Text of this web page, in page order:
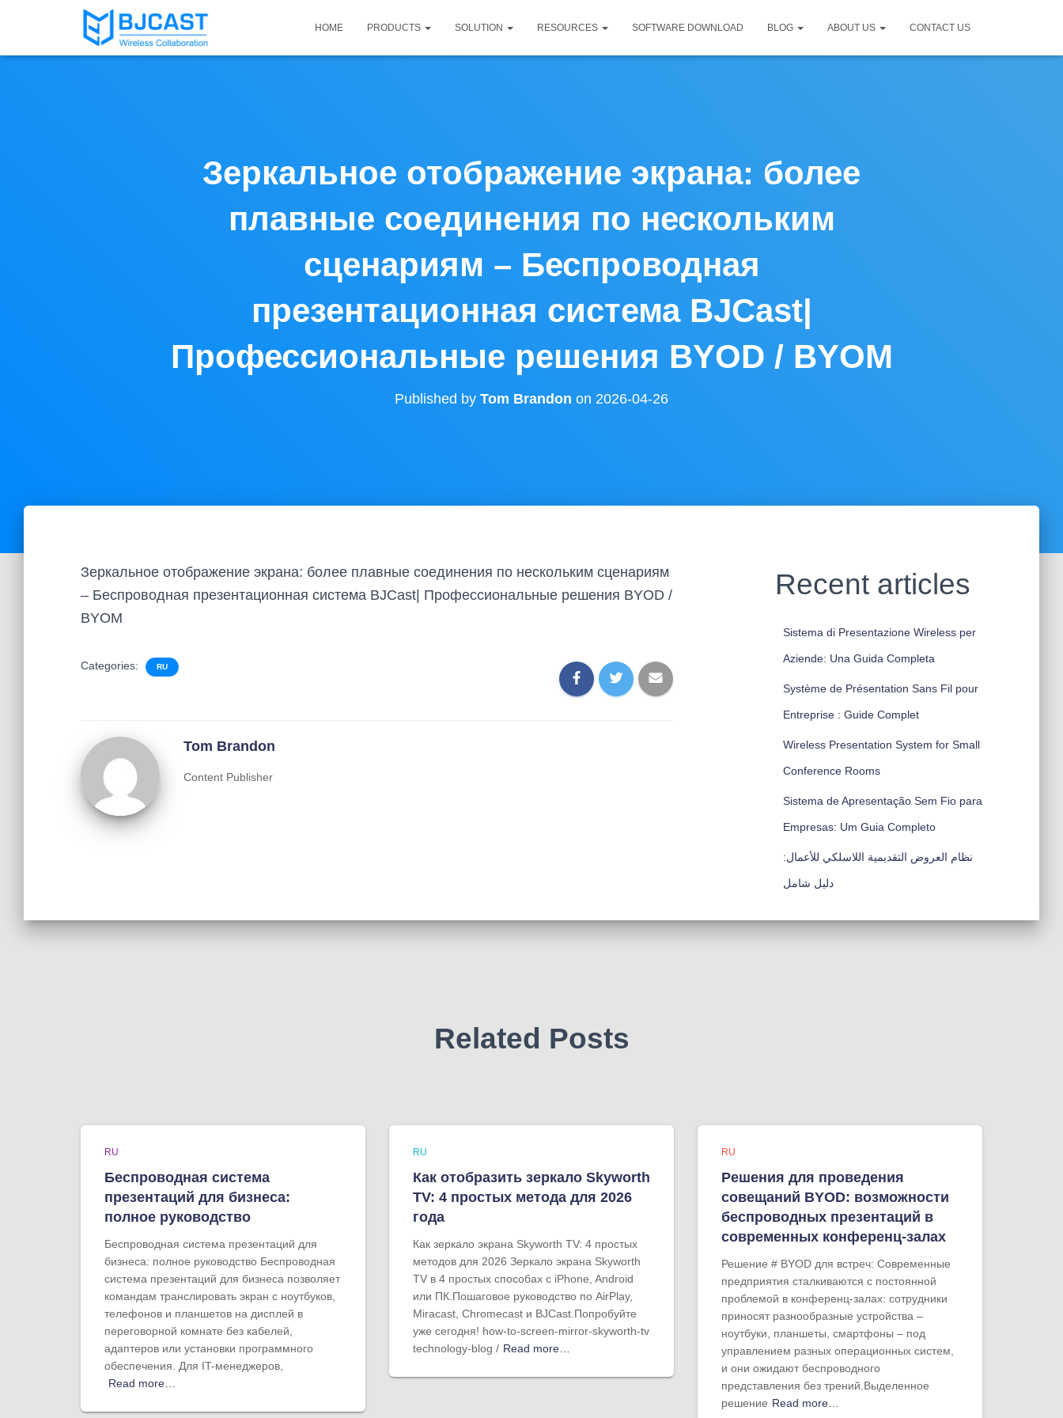
HOME PRODUCTS SOLUTION RESOURCES SOFTWARE DOWNLOAD BLOG ABOUT US CONTACT US
Зеркальное отображение экрана: более
плавные соединения по нескольким
сценариям – Беспроводная
презентационная система BJCast|
Профессиональные решения BYOD / BYOM
Published by Tom Brandon on 2026-04-26
Зеркальное отображение экрана: более плавные соединения по нескольким сценариям
– Беспроводная презентационная система BJCast| Профессиональные решения BYOD /
BYOM
Categories: RU
Tom Brandon
Content Publisher
Recent articles
Sistema di Presentazione Wireless per
Aziende: Una Guida Completa
Système de Présentation Sans Fil pour
Entreprise : Guide Complet
Wireless Presentation System for Small
Conference Rooms
Sistema de Apresentação Sem Fio para
Empresas: Um Guia Completo
نظام العروض التقديمية اللاسلكي للأعمال:
دليل شامل
Related Posts
RU
Беспроводная система
презентаций для бизнеса:
полное руководство
Беспроводная система презентаций для
бизнеса: полное руководство Беспроводная
система презентаций для бизнеса позволяет
командам транслировать экран с ноутбуков,
телефонов и планшетов на дисплей в
переговорной комнате без кабелей,
адаптеров или установки программного
обеспечения. Для IT-менеджеров,
Read more…
RU
Как отобразить зеркало Skyworth
TV: 4 простых метода для 2026
года
Как зеркало экрана Skyworth TV: 4 простых
методов для 2026 Зеркало экрана Skyworth
TV в 4 простых способах с iPhone, Android
или ПК.Пошаговое руководство по AirPlay,
Miracast, Chromecast и BJCast.Попробуйте
уже сегодня! how-to-screen-mirror-skyworth-tv
technology-blog / Read more…
RU
Решения для проведения
совещаний BYOD: возможности
беспроводных презентаций в
современных конференц-залах
Решение # BYOD для встреч: Современные
предприятия сталкиваются с постоянной
проблемой в конференц-залах: сотрудники
приносят разнообразные устройства –
ноутбуки, планшеты, смартфоны – под
управлением разных операционных систем,
и они ожидают беспроводного
представления без трений.Выделенное
решение Read more…